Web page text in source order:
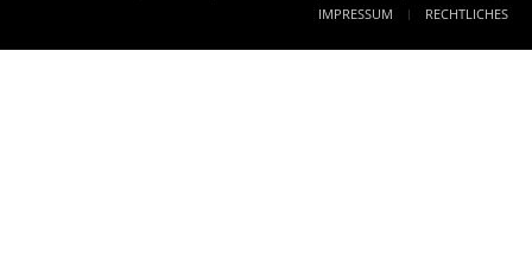
IMPRESSUM
RECHTLICHES